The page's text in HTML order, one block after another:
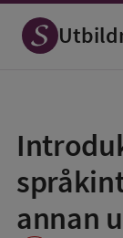
annan
som
favorit